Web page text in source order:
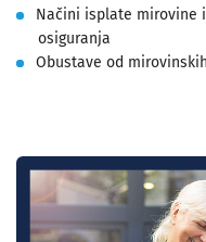
Načini isplate mirovine
osiguranja
Obustave od